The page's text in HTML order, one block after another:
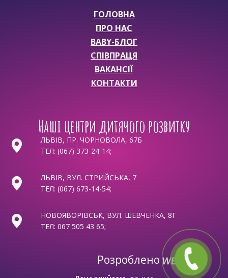
ГОЛОВНА
ПРО НАС
BABY-БЛОГ
СПІВПРАЦЯ
ВАКАНСІЇ
КОНТАКТИ
Наші центри дитячого розвитку
ЛЬВІВ, ПР. ЧОРНОВОЛА, 67Б
ТЕЛ:(067) 373-24-14;
ЛЬВІВ, ВУЛ. СТРИЙСЬКА, 7
ТЕЛ:(067) 673-14-54;
НОВОЯВОРІВСЬК, ВУЛ. ШЕВЧЕНКА, 8Г
ТЕЛ:067 505 43 65;
Розроблено